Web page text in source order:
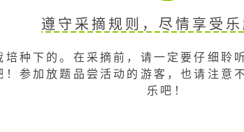
遵守采摘规则，尽情享受乐
种下的。在采摘前，请一定要仔细聆
参加放题品尝活动的游客，也请注意
乐吧！